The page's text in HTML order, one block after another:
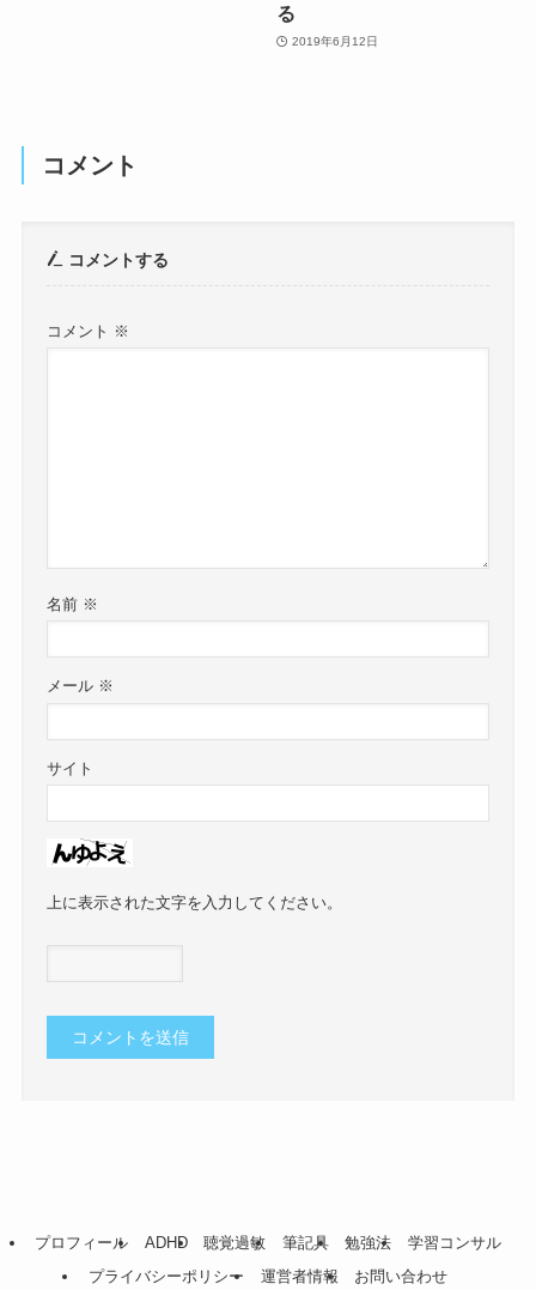
る
2019年6月12日
コメント
コメントする
コメント ※
名前 ※
メール ※
サイト
上に表示された文字を入力してください。
プロフィール ADHD 聴覚過敏 筆記具 勉強法
学習コンサル
プライバシーポリシー
運営者情報 お問い合わせ